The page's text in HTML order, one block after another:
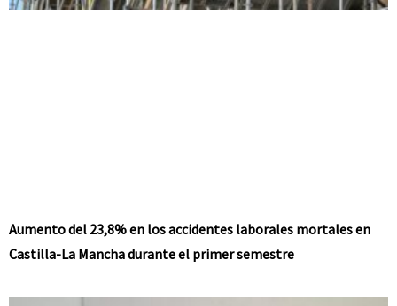
Aumento del 23,8% en los accidentes laborales mortales en
Castilla-La Mancha durante el primer semestre